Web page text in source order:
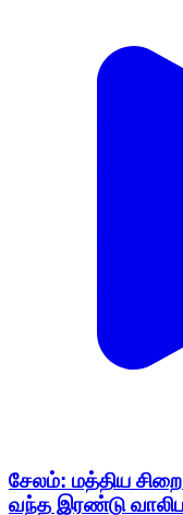
சேலம்: மத்திய
வந்த இரண்டு